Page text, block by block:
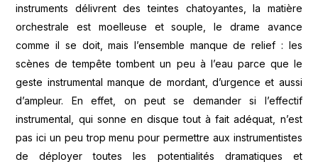
instruments délivrent des teintes chatoyantes, la matière
orchestrale est moelleuse et souple, le drame avance
comme il se doit, mais l’ensemble manque de relief : les
scènes de tempête tombent un peu à l’eau parce que le
geste instrumental manque de mordant, d’urgence et aussi
d’ampleur. En effet, on peut se demander si l’effectif
instrumental, qui sonne en disque tout à fait adéquat, n’est
pas ici un peu trop menu pour permettre aux instrumentistes
de déployer toutes les potentialités dramatiques et